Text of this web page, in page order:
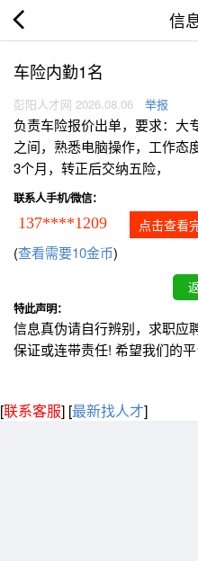
信
车险内勤1名
彭阳人才网 2026.08.06 举报
负责车险报价出单，要求：大
之间，熟悉电脑操作，工作态
3个月，转正后交纳五险，
联系人手机/微信：
137****1209 点击查看
(查看需要10金币)
特此声明：
信息真伪请自行辨别，求职应
保证或连带责任! 希望我们的
[联系客服] [最新找人才]